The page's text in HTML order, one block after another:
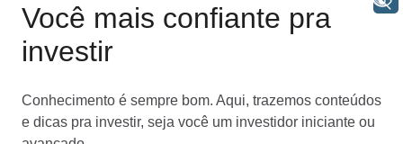
Você mais confiante pra
investir
Conhecimento é sempre bom. Aqui, trazemos conteúdos
e dicas pra investir, seja você um investidor iniciante ou